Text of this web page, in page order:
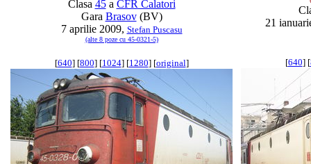
Clasa 45a CFR Calatori
Gara Brasov(BV)
7 aprilie 2009, Stefan Puscasu
(alte 8 poze cu 45-0321-5)
21
[640] [800] [1024] [1280] [original] [640] [